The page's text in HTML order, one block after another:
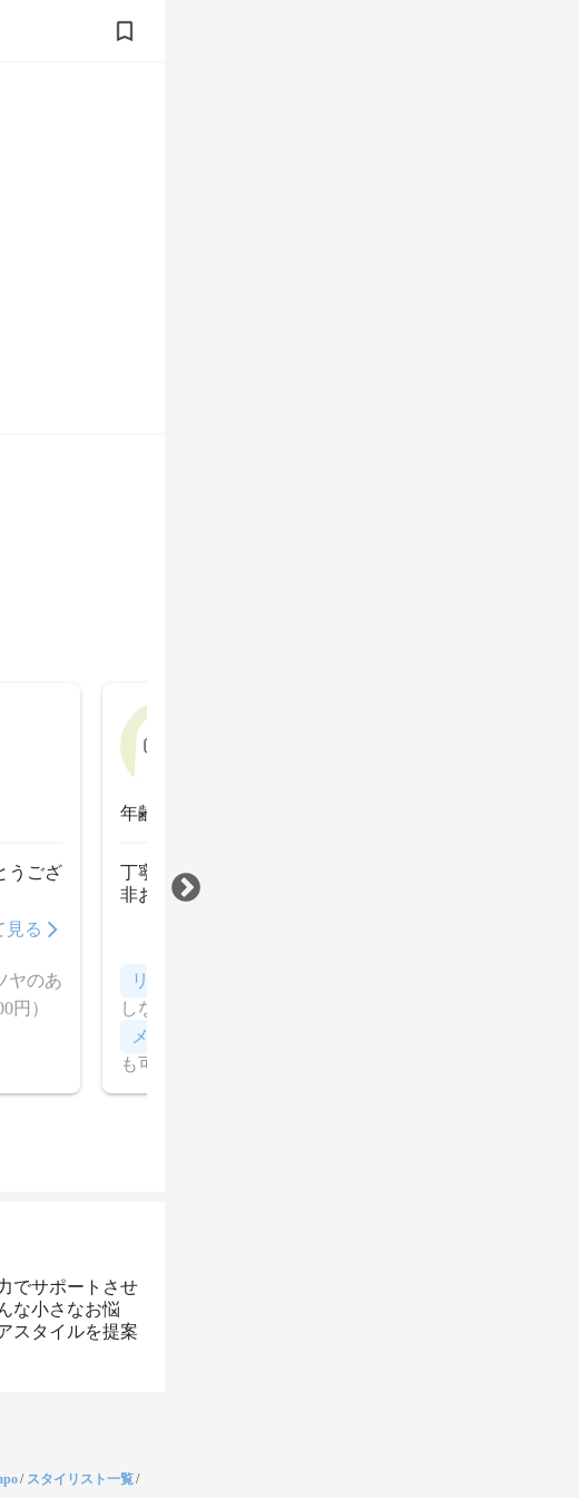
うござ
見る
円）
年齢：50代後半
丁寧なカウンセリング安心してお任せできました。また
非お願いしたいです。
リタッチ根元染め（白髪染め含む）
しながら優しく染めるリタッチカラー
メンテナンスカット＆トリートメント
も可能、ボタニエンス（ハイドレート）のトリートメン
でサポートさせ
な小さなお悩
スタイルを提案
/ スタイリスト一覧/